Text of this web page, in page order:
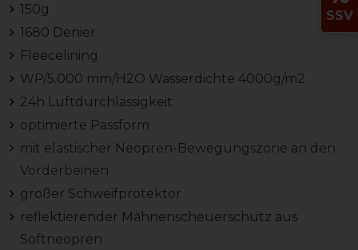
150g
1680 Denier
Fleecelining
WP/5.000 mm/H2O Wasserdichte 4000g/m2
24h Luftdurchlässigkeit
optimierte Passform
mit elastischer Neopren-Bewegungszone an den
Vorderbeinen
großer Schweifprotektor
reflektierender Mähnenscheuerschutz aus
Softneopren
SSV